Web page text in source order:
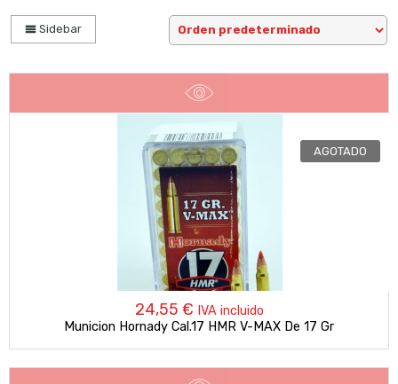
Sidebar
AGOTADO
24,55 € IVA incluido
Municion Hornady Cal.17 HMR V-MAX De 17 Gr